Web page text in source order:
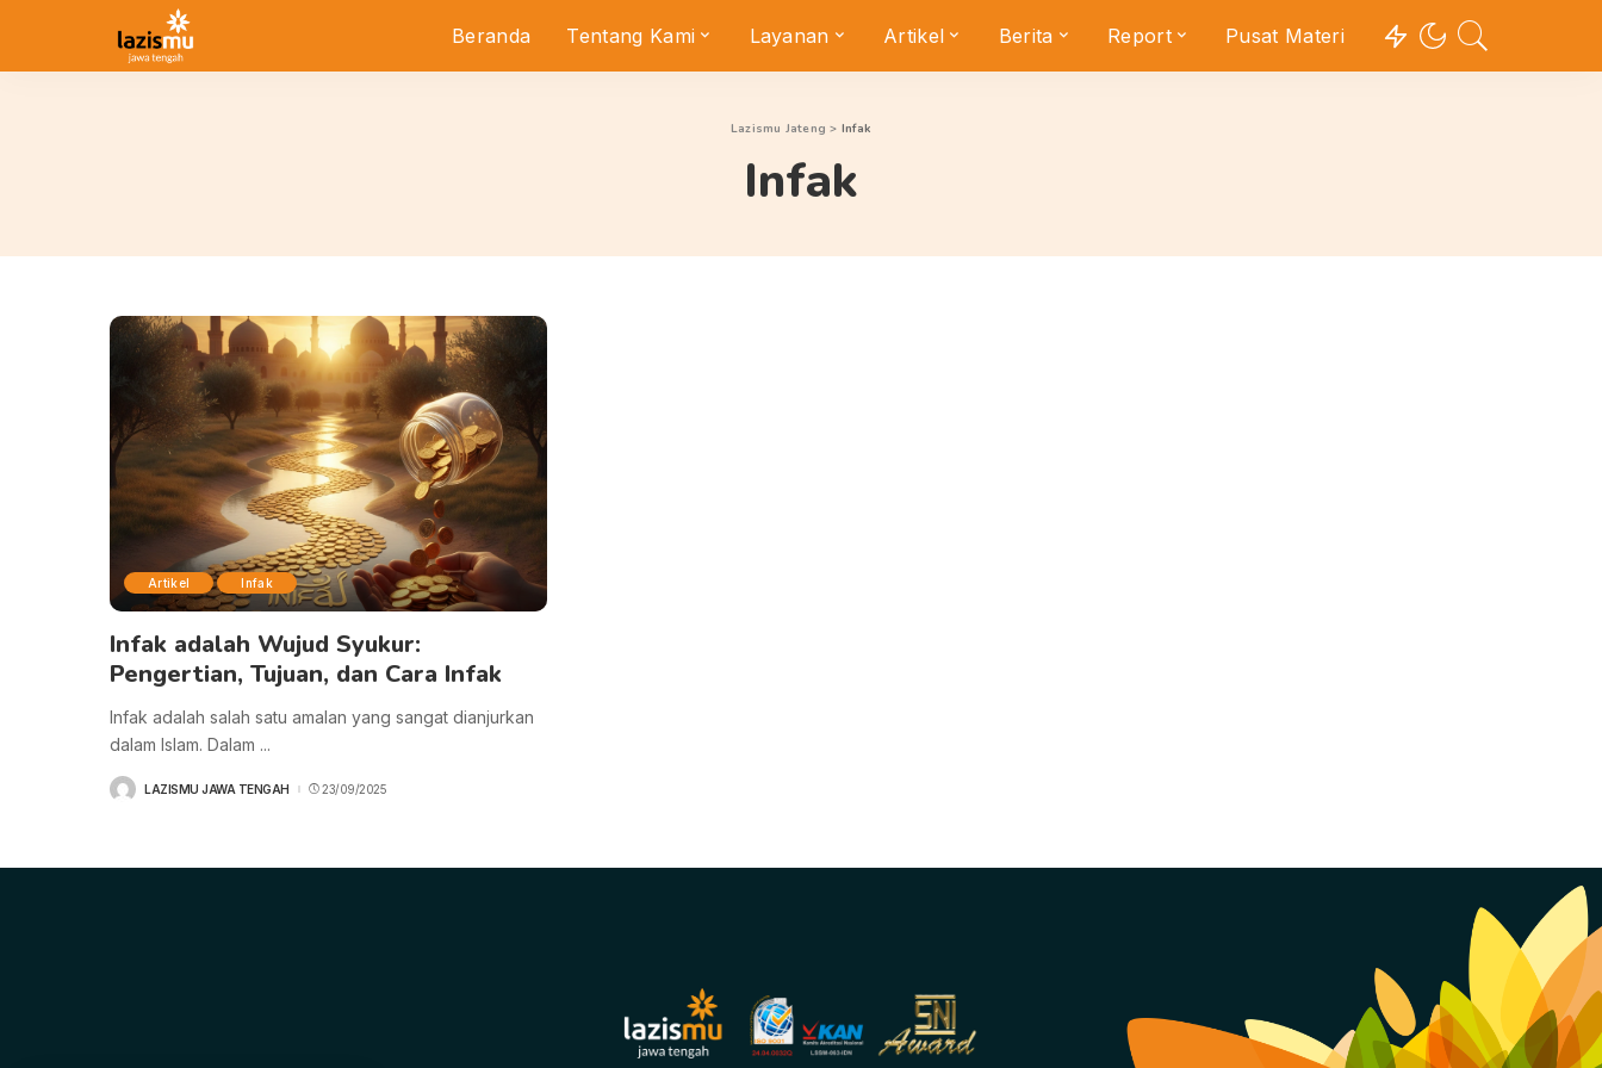
Beranda Tentang Kami Layanan Artikel Berita Report Pusat Materi
Lazismu Jateng > Infak
Infak
Artikel Infak
Infak adalah Wujud Syukur:
Pengertian, Tujuan, dan Cara Infak
Infak adalah salah satu amalan yang sangat dianjurkan
dalam Islam. Dalam ...
POSTEDLAZISMU JAWA TENGAH 23/09/2025